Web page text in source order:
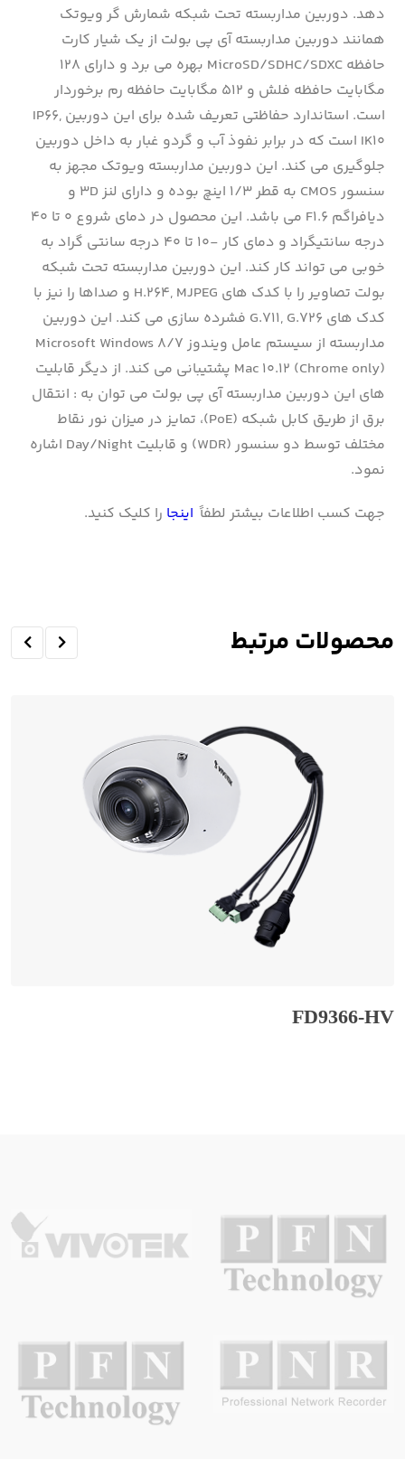
دهد. دوربین مداربسته تحت شبکه شمارش گر ویوتک
همانند دوربین مداربسته آی پی بولت از یک شیار کارت
حافظه MicroSD/SDHC/SDXC بهره می برد و دارای ۱۲۸
مگابایت حافظه فلش و ۵۱۲ مگابایت حافظه رم برخوردار
است. استاندارد حفاظتی تعریف شده برای این دوربین IP66,
IK10 است که در برابر نفوذ آب و گردو غبار به داخل دوربین
جلوگیری می کند. این دوربین مداربسته ویوتک مجهز به
سنسور CMOS به قطر ۱/۳ اینچ بوده و دارای لنز ۳D و
دیافراگم F1.6 می باشد. این محصول در دمای شروع ۰ تا ۴۰
درجه سانتیگراد و دمای کار -۱۰ تا ۴۰ درجه سانتی گراد به
خوبی می تواند کار کند. این دوربین مداربسته تحت شبکه
بولت تصاویر را با کدک های H.264, MJPEG و صداها را نیز با
کدک های G.711, G.726 فشرده سازی می کند. این دوربین
مداربسته از سیستم عامل ویندوز Microsoft Windows 8/7
Mac 10.12 (Chrome only) پشتیبانی می کند. از دیگر قابلیت
های این دوربین مداربسته آی پی بولت می توان به : انتقال
برق از طریق کابل شبکه (PoE)، تمایز در میزان نور نقاط
مختلف توسط دو سنسور (WDR) و قابلیت Day/Night اشاره
نمود.
جهت کسب اطلاعات بیشتر لطفاً اینجا را کلیک کنید.
محصولات مرتبط
FD9366-HV